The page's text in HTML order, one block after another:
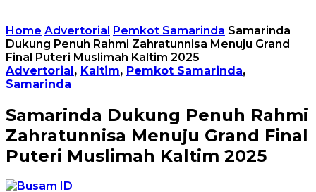
Home Advertorial Pemkot Samarinda Samarinda
Dukung Penuh Rahmi Zahratunnisa Menuju Grand
Final Puteri Muslimah Kaltim 2025
Advertorial, Kaltim, Pemkot Samarinda,
Samarinda
Samarinda Dukung Penuh Rahmi
Zahratunnisa Menuju Grand Final
Puteri Muslimah Kaltim 2025